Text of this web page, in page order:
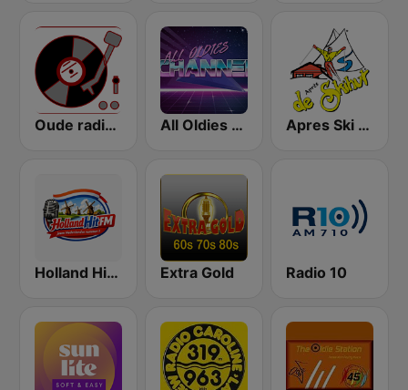
Oude radio Piraten All Oldies Channel Apres Ski Radio
Holland Hit FM Extra Gold Radio 10